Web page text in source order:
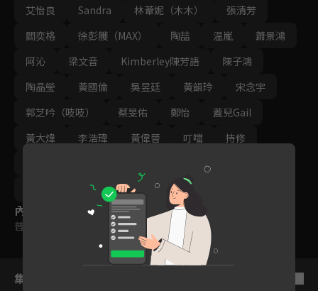
艾怡良 Sandra 林葦妮（木木）
張清芳
閻奕格
徐彭臒（MAX） 陶喆 温嵐
蕭景鴻
阿沁
梁文音 Kimberley陳芳語
陳子鴻
陶晶瑩
黃國倫 吳昱廷 黃韻玲
宋念宇
郭芝吟（吱吱）
蔡旻佑 鄭怡
蓋兒Gail
黃大煒
李浩瑋 黃偉晉 叮噹
持修
內容標籤
普遍級
集數列表